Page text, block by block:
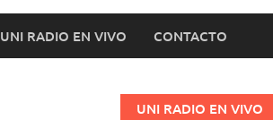
UNI RADIO EN VIVO CONTACTO
UNI RADIO EN VIVO